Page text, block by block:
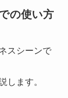
の使い方
スシーンで
します。